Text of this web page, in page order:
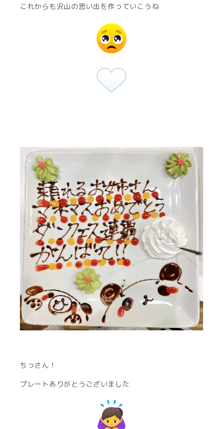
これからも沢山の思い出を作っていこうね
ちっさん！
プレートありがとうございました